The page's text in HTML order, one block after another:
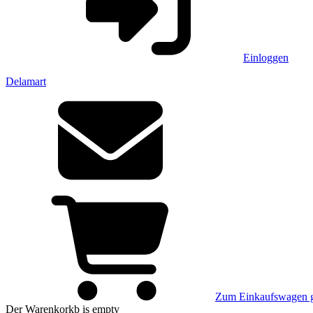
Einloggen
Delamart
Zum Einkaufswagen
Der Warenkorkb is empty